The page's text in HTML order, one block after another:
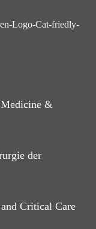
&
der
Critical Care